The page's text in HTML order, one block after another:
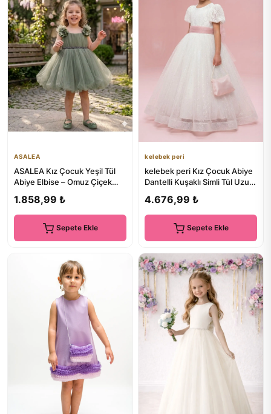
ASALEA
ASALEA Kız Çocuk Yeşil Tül
Abiye Elbise – Omuz Çiçek
1.858,99 ₺
Sepete Ekle
kelebek peri
kelebek peri Kız Çocuk Abiye
Dantelli Kuşaklı Simli Tül Uzun
4.676,99 ₺
Sepete Ekle